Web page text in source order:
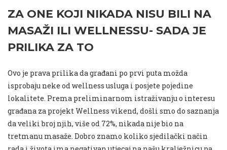
ZA ONE KOJI NIKADA NISU BILI NA
MASAŽI ILI WELLNESSU- SADA JE
PRILIKA ZA TO
Ovo je prava prilika da građani po prvi puta možda
isprobaju neke od wellness usluga i posjete pojedine
lokalitete. Prema preliminarnom istraživanju o interesu
građana za projekt Wellness vikend, došli smo do saznanja
da veliki broj njih, više od 72%, nikada nije bio na
tretmanu masaže. Dobro znamo koliko sjedilački način